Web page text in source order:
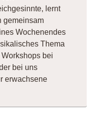
lernt
gemeinsam
Wochenendes
Thema
bei
bei uns
erwachsene